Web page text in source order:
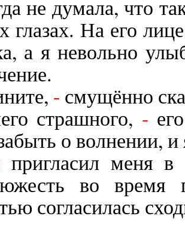
не думала, что
глазах. На его
а я невольно
- смущённо
страшного, -
о волнении, и
пригласил меня
во
согласилась